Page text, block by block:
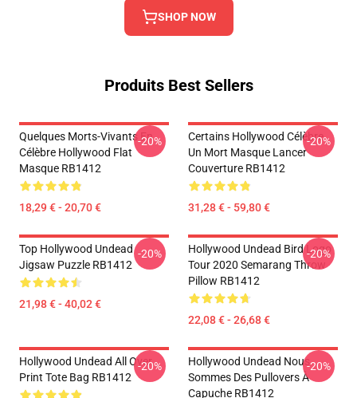
SHOP NOW
Produits Best Sellers
Quelques Morts-Vivants En
Célèbre Hollywood Flat
Masque RB1412
18,29 € - 20,70 €
-20%
Certains Hollywood Célèbre
Un Mort Masque Lancer
Couverture RB1412
31,28 € - 59,80 €
-20%
Top Hollywood Undead
Jigsaw Puzzle RB1412
21,98 € - 40,02 €
-20%
Hollywood Undead Bird Logo
Tour 2020 Semarang Throw
Pillow RB1412
22,08 € - 26,68 €
-20%
Hollywood Undead All Over
Print Tote Bag RB1412
-20%
Hollywood Undead Nous
Sommes Des Pullovers À
Capuche RB1412
-20%